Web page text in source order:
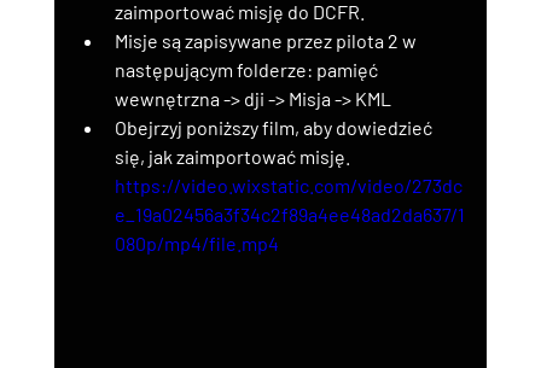
zaimportować misję do DCFR.
Misje są zapisywane przez pilota 2 w
następującym folderze: pamięć
wewnętrzna -> dji -> Misja -> KML
Obejrzyj poniższy film, aby dowiedzieć
się, jak zaimportować misję.
https://video.wixstatic.com/video/273dc
e_19a02456a3f34c2f89a4ee48ad2da637/1
080p/mp4/file.mp4